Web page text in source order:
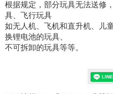
根据规定，部分玩具无法送修
具、飞行玩具
如无人机、飞机和直升机、儿
换锂电池的玩具、
不可拆卸的玩具等等。